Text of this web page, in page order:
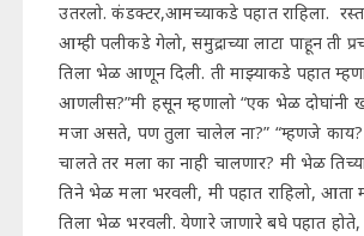
उतरलो. कंडक्टर,आमच्याकडे पहात राहिला.
आम्ही पलीकडे गेलो, समुद्राच्या लाटा पाहून ती
तिला भेळ आणून दिली. ती माझ्याकडे पहात
आणलीस?”मी हसून म्हणालो “एक भेळ दोघांनी
मजा असते, पण तुला चालेल ना?” “म्हणजे
चालते तर मला का नाही चालणार? मी भेळ
तिने भेळ मला भरवली, मी पहात राहिलो, आता
तिला भेळ भरवली. येणारे जाणारे बघे पहात